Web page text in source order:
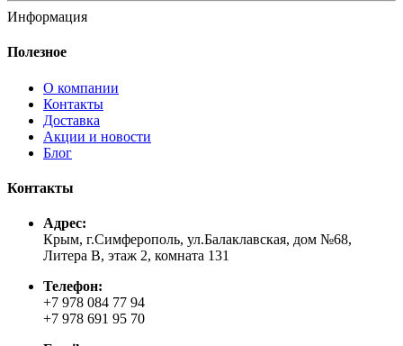
Информация
Полезное
О компании
Контакты
Доставка
Акции и новости
Блог
Контакты
Адрес:
Крым, г.Симферополь, ул.Балаклавская, дом №68,
Литера В, этаж 2, комната 131
Телефон:
+7 978 084 77 94
+7 978 691 95 70